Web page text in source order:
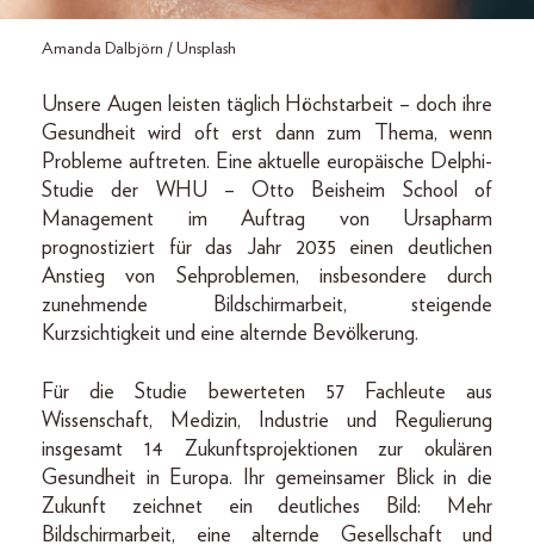
Amanda Dalbjörn / Unsplash
Unsere Augen leisten täglich Höchstarbeit – doch ihre
Gesundheit wird oft erst dann zum Thema, wenn
Probleme auftreten. Eine aktuelle europäische Delphi-
Studie der WHU – Otto Beisheim School of
Management im Auftrag von Ursapharm
prognostiziert für das Jahr 2035 einen deutlichen
Anstieg von Sehproblemen, insbesondere durch
zunehmende Bildschirmarbeit, steigende
Kurzsichtigkeit und eine alternde Bevölkerung.
Für die Studie bewerteten 57 Fachleute aus
Wissenschaft, Medizin, Industrie und Regulierung
insgesamt 14 Zukunftsprojektionen zur okulären
Gesundheit in Europa. Ihr gemeinsamer Blick in die
Zukunft zeichnet ein deutliches Bild: Mehr
Bildschirmarbeit, eine alternde Gesellschaft und